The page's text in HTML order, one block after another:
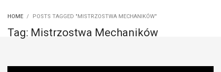
HOME POSTS TAGGED "MISTRZOSTWA MECHANIKÓW"
Tag: Mistrzostwa Mechaników